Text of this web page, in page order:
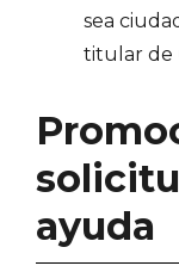
sea
titular de
ayuda